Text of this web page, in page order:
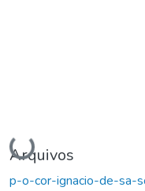
Carregando...
Arquivos
p-o-cor-ignacio-de-sa-